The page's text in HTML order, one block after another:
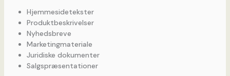
Hjemmesidetekster
Produktbeskrivelser
Nyhedsbreve
Marketingmateriale
Juridiske dokumenter
Salgspræsentationer